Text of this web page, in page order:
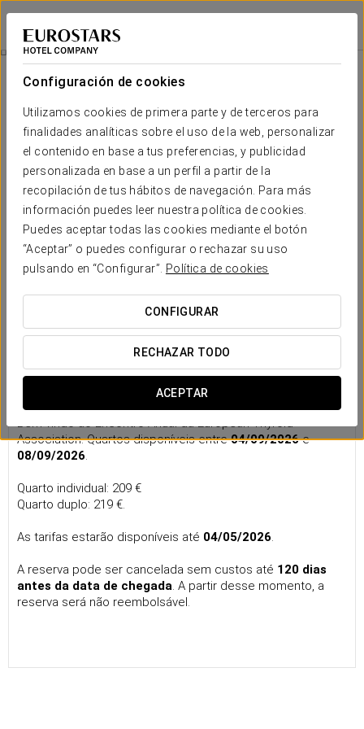
Configuración de cookies
Utilizamos cookies de primera parte y de terceros para
finalidades analíticas sobre el uso de la web, personalizar
el contenido en base a tus preferencias, y publicidad
personalizada en base a un perfil a partir de la
recopilación de tus hábitos de navegación. Para más
información puedes leer nuestra política de cookies.
Puedes aceptar todas las cookies mediante el botón
“Aceptar” o puedes configurar o rechazar su uso
pulsando en “Configurar”.
Política de cookies
CONFIGURAR
RECHAZAR TODO
ACEPTAR
Eurostars Porto Centro
OPORTO
Mice
Annual Meeting of the European Thyroid
Bem-vindo ao Encontro Anual da European Thyroid
Association. Quartos disponíveis entre04/09/2026e
08/09/2026.
Quarto individual: 209 €
Quarto duplo: 219 €.
As tarifas estarão disponíveis até 04/05/2026.
A reserva pode ser cancelada sem custos até 120 dias
antes da data de chegada. A partir desse momento, a
reserva será não reembolsável.